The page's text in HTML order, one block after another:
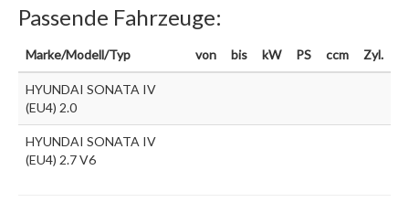
Passende Fahrzeuge:
Marke/Modell/Typ von bis kW PS ccm Zyl.
HYUNDAI SONATA IV
(EU4) 2.0
HYUNDAI SONATA IV
(EU4) 2.7 V6